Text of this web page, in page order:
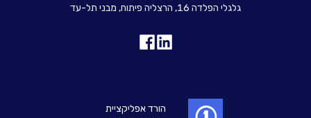
גלגלי הפלדה 16, הרצליה פיתוח, מבני תל-עד
הורד אפליקציית